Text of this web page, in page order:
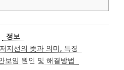
카
테
고
리
정보
지선의 뜻과 의미, 특징
보임 원인 및 해결방법